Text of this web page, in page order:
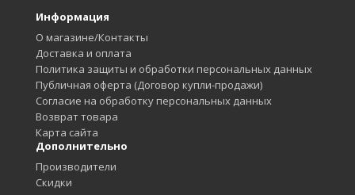
Информация
О магазине/Контакты
Доставка и оплата
Политика защиты и обработки персональных данных
Публичная оферта (Договор купли-продажи)
Согласие на обработку персональных данных
Возврат товара
Карта сайта
Дополнительно
Производители
Скидки